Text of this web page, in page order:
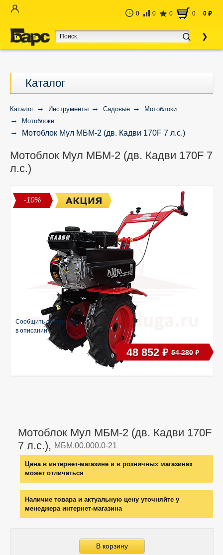
0 0 0 0 0 руб
Каталог
Каталог Инструменты Садовые
Мотоблоки
Мотоблоки
Мотоблок Мул МБМ-2 (дв. Кадви 170F 7 л.с.)
Мотоблок Мул МБМ-2 (дв. Кадви 170F 7
л.с.)
-10%
Мотоблок Мул МБМ-2 (дв. Кадви 170F
7 л.с.), МБМ.00.000.0-21
Цена в интернет-магазине и в розничных магазинах
может отличаться
Наличие товара и актуальную цену уточняйте у
менеджера интернет-магазина
В корзину
Сообщить об ошибке
в описании
48 852 руб 54 280 руб